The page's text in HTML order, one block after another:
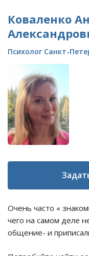
Коваленко
Психолог Санкт-
Очень часто «
чего на самом деле
общение- и